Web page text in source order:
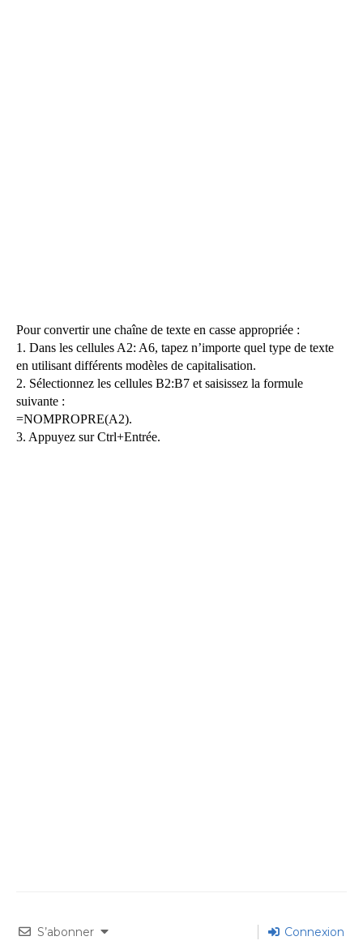
Pour convertir une chaîne de texte en casse appropriée :
1. Dans les cellules A2: A6, tapez n’importe quel type de texte
en utilisant différents modèles de capitalisation.
2. Sélectionnez les cellules B2:B7 et saisissez la formule
suivante :
=NOMPROPRE(A2).
3. Appuyez sur Ctrl+Entrée.
S’abonner Connexion